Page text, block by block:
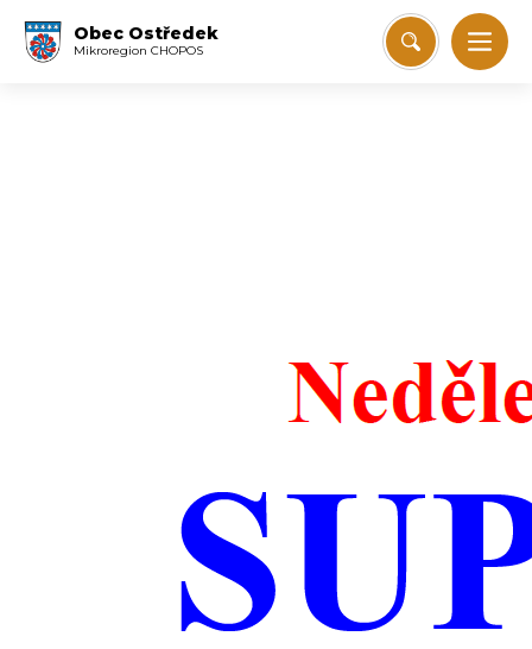
Obec Ostředek
Mikroregion CHOPOS